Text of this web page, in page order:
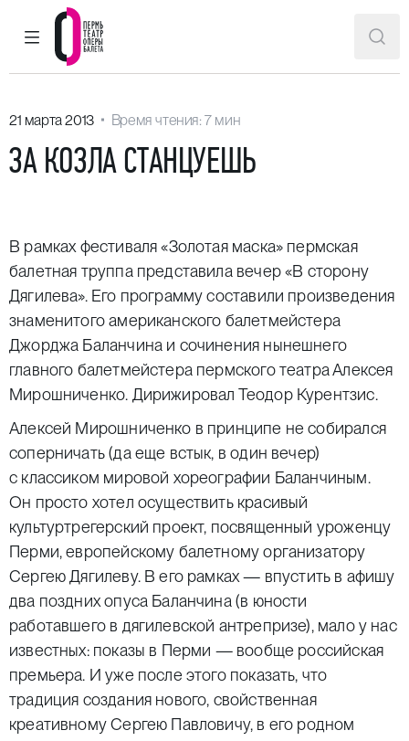
ГЛАВНОЕ МЕНЮ
Пермский театр оперы и балета
21 марта 2013 Время чтения: 7 мин
ЗА КОЗЛА СТАНЦУЕШЬ
В рамках фестиваля «Золотая маска» пермская
балетная труппа представила вечер «В сторону
Дягилева». Его программу составили произведения
знаменитого американского балетмейстера
Джорджа Баланчина и сочинения нынешнего
главного балетмейстера пермского театра Алексея
Мирошниченко. Дирижировал Теодор Курентзис.
Алексей Мирошниченко в принципе не собирался
соперничать (да еще встык, в один вечер)
с классиком мировой хореографии Баланчиным.
Он просто хотел осуществить красивый
культуртрегерский проект, посвященный уроженцу
Перми, европейскому балетному организатору
Сергею Дягилеву. В его рамках — впустить в афишу
два поздних опуса Баланчина (в юности
работавшего в дягилевской антрепризе), мало у нас
известных: показы в Перми — вообще российская
премьера. И уже после этого показать, что
традиция создания нового, свойственная
креативному Сергею Павловичу, в его родном